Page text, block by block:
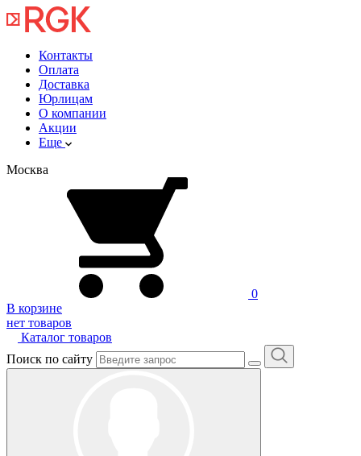
Контакты
Оплата
Доставка
Юрлицам
О компании
Акции
Еще
Москва
0
В корзине
нет товаров
Каталог товаров
Поиск по сайту